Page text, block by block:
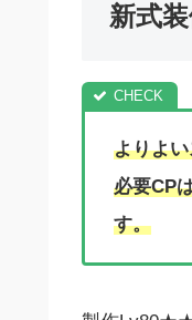
新式
よりよ
必要CP
す。